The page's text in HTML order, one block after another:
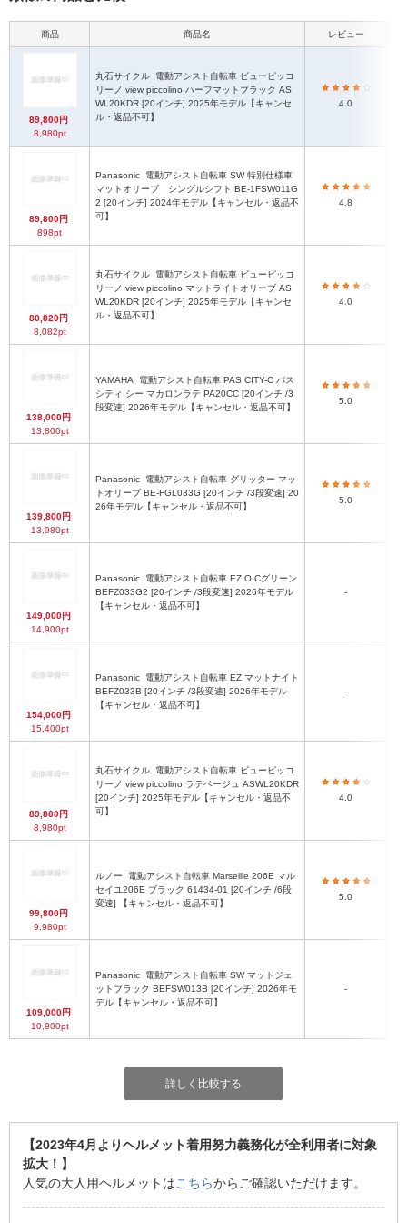
商品 商品名 レビュー
89,800円
8,980pt
丸石サイクル
リーノ view piccolino ハーフマットブラック AS
WL20KDR [20インチ] 2025年モデル【キャンセ
ル・返品不可】
4.0
89,800円
898pt
Panasonic
マットオリーブ シングルシフト BE-1FSW011G
2 [20インチ] 2024年モデル【キャンセル・返品不
可】
4.8
80,820円
8,082pt
丸石サイクル
リーノ view piccolino マットライトオリーブ AS
WL20KDR [20インチ] 2025年モデル【キャンセ
ル・返品不可】
4.0
138,000円
13,800pt
YAMAHA
シティ シー マカロンラテ PA20CC [20インチ /3
段変速] 2026年モデル【キャンセル・返品不可】
5.0
139,800円
13,980pt
Panasonic
トオリーブ BE-FGL033G [20インチ /3段変速] 20
26年モデル【キャンセル・返品不可】
5.0
149,000円
14,900pt
Panasonic
BEFZ033G2 [20インチ /3段変速] 2026年モデル
【キャンセル・返品不可】
-
154,000円
15,400pt
Panasonic
BEFZ033B [20インチ /3段変速] 2026年モデル
【キャンセル・返品不可】
-
89,800円
8,980pt
丸石サイクル
リーノ view piccolino ラテベージュ ASWL20KDR
[20インチ] 2025年モデル【キャンセル・返品不
可】
4.0
99,800円
9,980pt
ルノー
セイユ206E ブラック 61434-01 [20インチ /6段
変速] 【キャンセル・返品不可】
5.0
109,000円
10,900pt
Panasonic
ットブラック BEFSW013B [20インチ] 2026年モ
デル【キャンセル・返品不可】
-
詳しく比較する
【2023年4月よりヘルメット着用努力義務化が全利用者に対象
拡大！】
人気の大人用ヘルメットはこちらからご確認いただけます。